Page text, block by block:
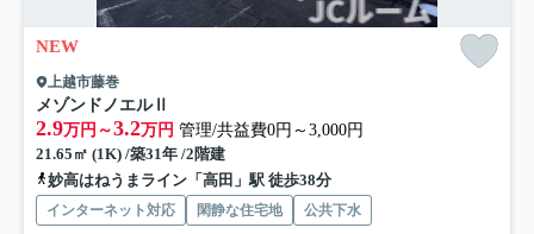
NEW
上越市藤巻
メゾンドノエルⅡ
2.9万円～3.2万円 管理/共益費0円～3,000円
21.65㎡ (1K) /築31年 /2階建
妙高はねうまライン「高田」駅 徒歩38分
インターネット対応 閑静な住宅地 公共下水